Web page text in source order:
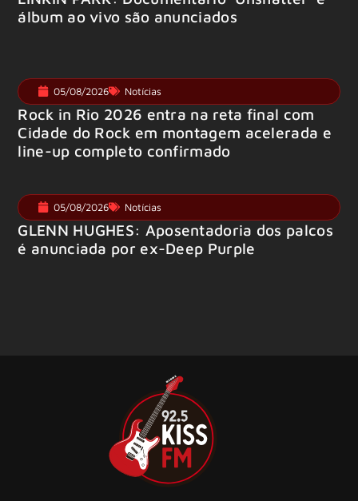
álbum ao vivo são anunciados
05/08/2026 Notícias
Rock in Rio 2026 entra na reta final com
Cidade do Rock em montagem acelerada e
line-up completo confirmado
05/08/2026 Notícias
GLENN HUGHES: Aposentadoria dos palcos
é anunciada por ex-Deep Purple